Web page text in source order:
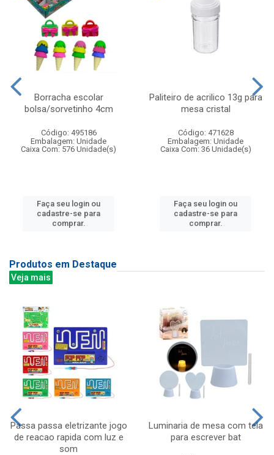
Borracha escolar
bolsa/sorvetinho 4cm
Código: 495186
Embalagem: Unidade
Caixa Com: 576 Unidade(s)
Faça seu login ou
cadastre-se para
comprar.
Paliteiro de acrilico 13g para
mesa cristal
Código: 471628
Embalagem: Unidade
Caixa Com: 36 Unidade(s)
Faça seu login ou
cadastre-se para
comprar.
Produtos em Destaque
Veja mais
Passa passa eletrizante jogo
de reacao rapida com luz e
som
Luminaria de mesa com tela
para escrever bat